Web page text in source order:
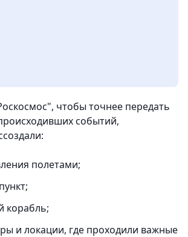
чтобы точнее передать
событий,
полетами;
корабль;
и локации, где проходили важные